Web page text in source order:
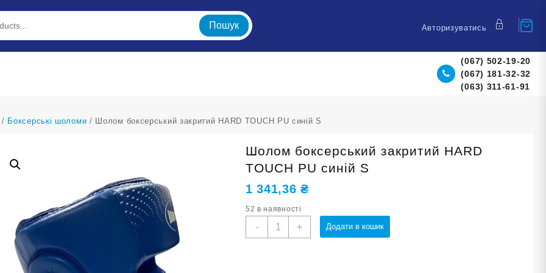
Пошук Авторизуватись
(067) 502-19-20
(067) 181-32-32
(063) 311-61-91
/ Боксерські шоломи / Шолом боксерський закритий HARD TOUCH PU синій S
Шолом боксерський закритий HARD
TOUCH PU синій S
1 341,36₴
52 в наявності
-
Шолом
+ Додати в кошик